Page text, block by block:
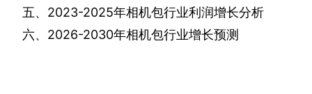
五、 2023-2025年相机包行业利润增长分析
六、 2026-2030年相机包行业增长预测